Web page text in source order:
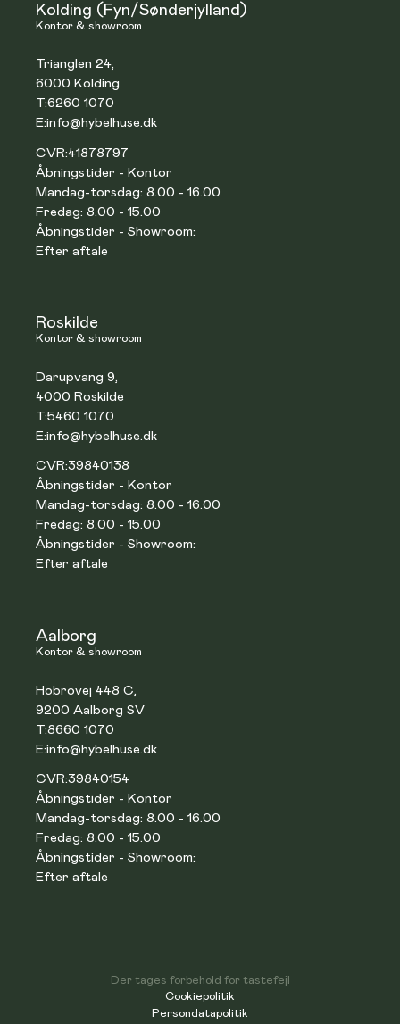
Kolding (Fyn/Sønderjylland)
Kontor & showroom
Trianglen 24,
6000 Kolding
T:6260 1070
E:info@hybelhuse.dk
CVR:41878797
Åbningstider - Kontor
Mandag-torsdag: 8.00 - 16.00
Fredag: 8.00 - 15.00
Åbningstider - Showroom:
Efter aftale
Roskilde
Kontor & showroom
Darupvang 9,
4000 Roskilde
T:5460 1070
E:info@hybelhuse.dk
CVR:39840138
Åbningstider - Kontor
Mandag-torsdag: 8.00 - 16.00
Fredag: 8.00 - 15.00
Åbningstider - Showroom:
Efter aftale
Aalborg
Kontor & showroom
Hobrovej 448 C,
9200 Aalborg SV
T:8660 1070
E:info@hybelhuse.dk
CVR:39840154
Åbningstider - Kontor
Mandag-torsdag: 8.00 - 16.00
Fredag: 8.00 - 15.00
Åbningstider - Showroom:
Efter aftale
Cookiepolitik
Persondatapolitik
Der tages forbehold for tastefejl